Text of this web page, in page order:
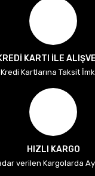
KARTI İLE
Kredi Kartlarına Taksit
HIZLI KARGO
verilen Kargolarda